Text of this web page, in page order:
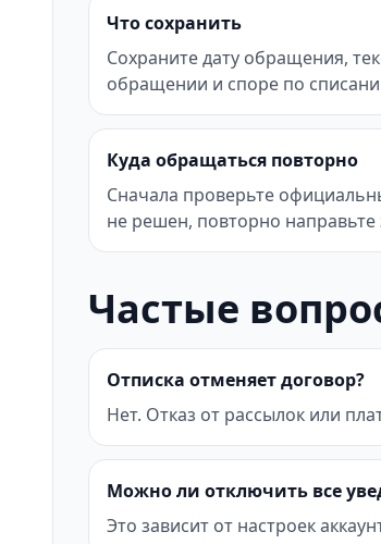
Что сохранить
Сохраните дату обращения,
обращении и споре по
Куда обращаться повторно
Сначала проверьте
не решен, повторно
Частые
Отписка отменяет договор?
Нет. Отказ от рассылок или
Можно ли отключить все
Это зависит от настроек